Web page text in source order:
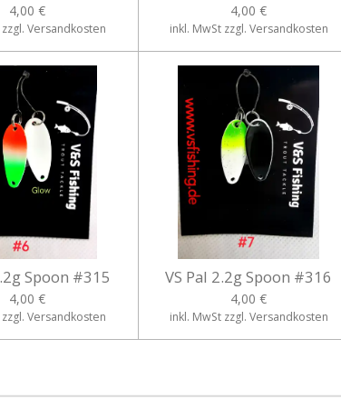
4,00 €
Versandkosten
4,00 €
inkl. MwSt zzgl. Versandkosten
Spoon #315
4,00 €
Versandkosten
VS Pal 2.2g Spoon #316
4,00 €
inkl. MwSt zzgl. Versandkosten